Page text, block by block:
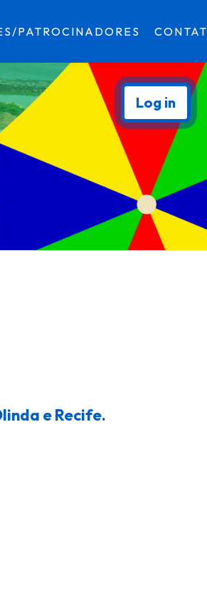
PATROCINADORES
Log in
e Recife.